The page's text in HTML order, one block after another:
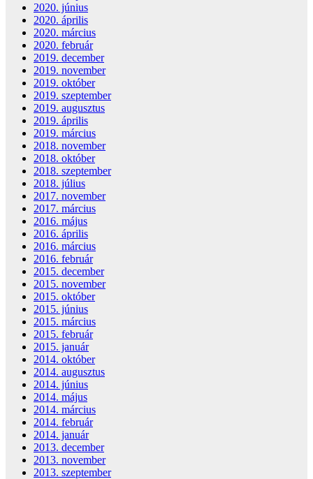
2020. június
2020. április
2020. március
2020. február
2019. december
2019. november
2019. október
2019. szeptember
2019. augusztus
2019. április
2019. március
2018. november
2018. október
2018. szeptember
2018. július
2017. november
2017. március
2016. május
2016. április
2016. március
2016. február
2015. december
2015. november
2015. október
2015. június
2015. március
2015. február
2015. január
2014. október
2014. augusztus
2014. június
2014. május
2014. március
2014. február
2014. január
2013. december
2013. november
2013. szeptember